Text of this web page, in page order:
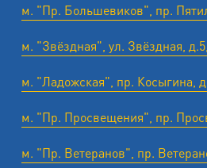
м. "Пр. Большевиков", пр.
м. "Звёздная", ул. Звёздная,
м. "Ладожская", пр. Косыгина,
м. "Пр. Просвещения", пр.
м. "Пр. Ветеранов", пр.